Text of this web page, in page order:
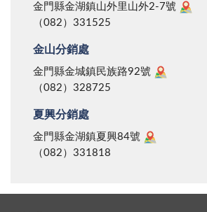
金門縣金湖鎮山外里山外2-7號
（082）331525
金山分銷處
金門縣金城鎮民族路92號
（082）328725
夏興分銷處
金門縣金湖鎮夏興84號
（082）331818